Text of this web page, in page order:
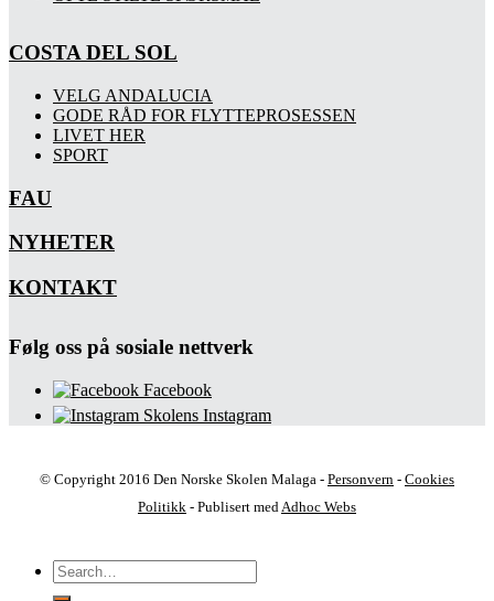
COSTA DEL SOL
VELG ANDALUCIA
GODE RÅD FOR FLYTTEPROSESSEN
LIVET HER
SPORT
FAU
NYHETER
KONTAKT
Følg oss på sosiale nettverk
Facebook
Skolens Instagram
© Copyright 2016 Den Norske Skolen Malaga - Personvern - Cookies
Politikk - Publisert med Adhoc Webs